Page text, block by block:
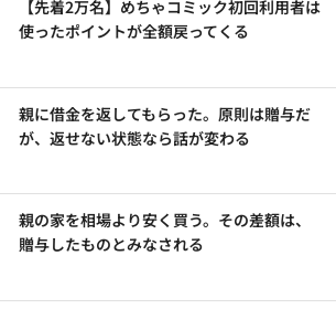
【先着2万名】めちゃコミック初回利用者は
使ったポイントが全額戻ってくる
親に借金を返してもらった。原則は贈与だ
が、返せない状態なら話が変わる
親の家を相場より安く買う。その差額は、
贈与したものとみなされる